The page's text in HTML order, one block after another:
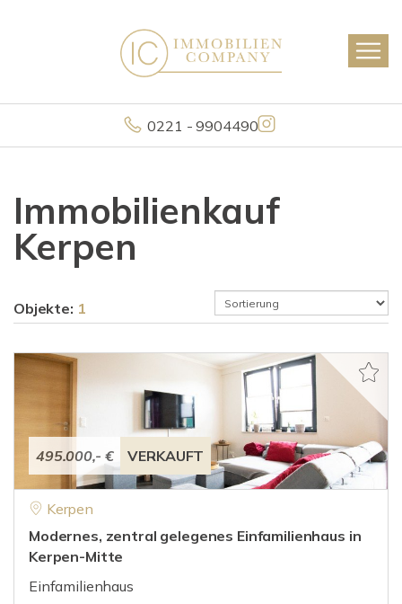
0221 - 9904490
Immobilienkauf
Kerpen
Objekte: 1
495.000,- € VERKAUFT
Kerpen
Modernes, zentral gelegenes Einfamilienhaus in
Kerpen-Mitte
Einfamilienhaus